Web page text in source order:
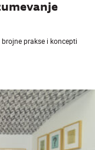
prakse i koncepti